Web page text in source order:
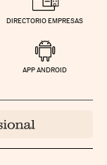
DIRECTORIO EMPRESAS
APP ANDROID